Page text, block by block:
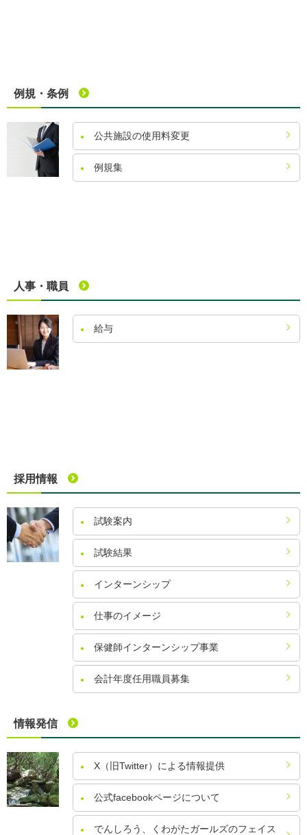
例規・条例
公共施設の使用料変更
例規集
人事・職員
給与
採用情報
試験案内
試験結果
インターンシップ
仕事のイメージ
保健師インターンシップ事業
会計年度任用職員募集
情報発信
X（旧Twitter）による情報提供
公式facebookページについて
でんしろう、くわがたガールズのフェイス